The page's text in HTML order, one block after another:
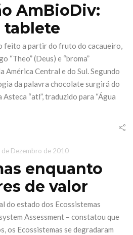
&
Iberflora
concurso
paisagismo
Fórum
AmBioDiv:
tablete
feito a partir do fruto do cacaueiro,
“Theo” (Deus) e “broma”
América Central e do Sul. Segundo
da palavra chocolate surgirá do
Asteca “atl”, traduzido para “Água
de Dezembro de 2010
enquanto
de valor
do estado dos Ecossistemas
Assessment – constatou que
os Ecossistemas se degradaram